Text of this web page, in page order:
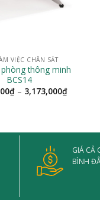
VIỆC CHÂN SẮT
thông minh
BCS14
₫ – 3,173,000₫Khoảng
giá:
GIÁ CẢ
BÌNH